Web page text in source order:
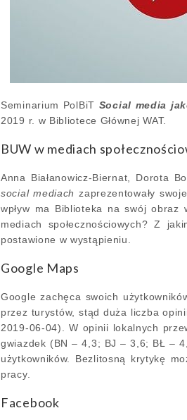
Seminarium PolBiT Social media
2019 r. w Bibliotece Głównej WAT.
BUW w mediach
Anna Białanowicz-Biernat, Dorota
social mediach zaprezentowały
wpływ ma Biblioteka na swój
mediach społecznościowych? Z
postawione w wystąpieniu.
Google Maps
Google zachęca swoich
przez turystów, stąd duża liczba
2019-06-04). W opinii lokalnych
gwiazdek (BN – 4,3; BJ – 3,6; BŁ –
użytkowników. Bezlitosną krytykę
pracy.
Facebook